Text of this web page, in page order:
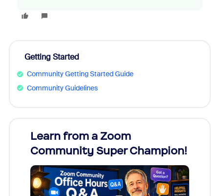
Getting Started
Community Getting Started Guide
Community Guidelines
Learn from a Zoom
Community Super Champion!